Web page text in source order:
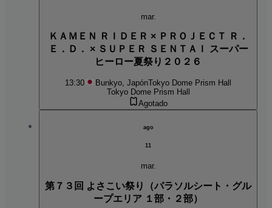
mar.
ＫＡＭＥＮ ＲＩＤＥＲ × ＰＲＯＪＥＣＴ Ｒ．
Ｅ．Ｄ． × ＳＵＰＥＲ ＳＥＮＴＡＩ スーパー
ヒーロー夏祭り２０２６
13:30 Bunkyo, JapónTokyo Dome Prism Hall
Tokyo Dome Prism Hall
Agotado
ago
11
mar.
第７３回 よさこい祭り（パラソルシート・グル
ープエリア １部・２部）